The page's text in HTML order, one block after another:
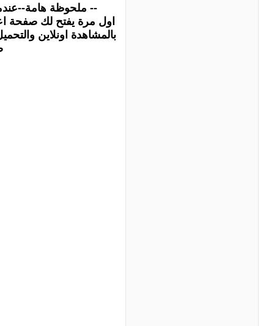
-- ملحوظة هامة--
اول مرة يفتح لك صفحة
بالمشاهدة اونلاين